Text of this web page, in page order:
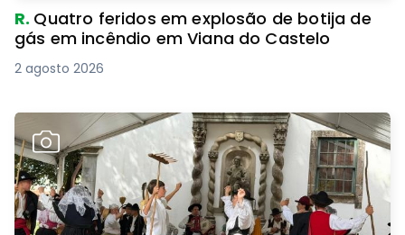
R. Quatro feridos em explosão de botija de
gás em incêndio em Viana do Castelo
2 agosto 2026